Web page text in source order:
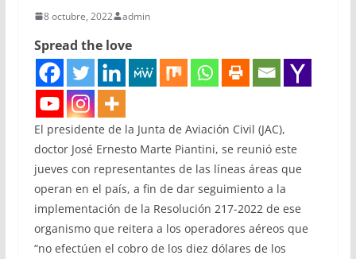
8 octubre, 2022 admin
Spread the love
El presidente de la Junta de Aviación Civil (JAC),
doctor José Ernesto Marte Piantini, se reunió este
jueves con representantes de las líneas áreas que
operan en el país, a fin de dar seguimiento a la
implementación de la Resolución 217-2022 de ese
organismo que reitera a los operadores aéreos que
“no efectúen el cobro de los diez dólares de los